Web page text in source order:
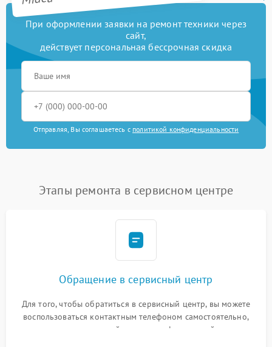
При оформлении заявки на ремонт техники через
сайт,
действует персональная бессрочная скидка
Отправляя, Вы соглашаетесь с политикой конфиденциальности
Этапы ремонта в сервисном центре
Обращение в сервисный центр
Для того, чтобы обратиться в сервисный центр, вы можете
воспользоваться контактным телефоном самостоятельно,
или оставить свой номер телефона на сайте